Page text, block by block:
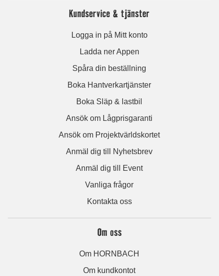
Kundservice & tjänster
Logga in på Mitt konto
Ladda ner Appen
Spåra din beställning
Boka Hantverkartjänster
Boka Släp & lastbil
Ansök om Lågprisgaranti
Ansök om Projektvärldskortet
Anmäl dig till Nyhetsbrev
Anmäl dig till Event
Vanliga frågor
Kontakta oss
Om oss
Om HORNBACH
Om kundkontot